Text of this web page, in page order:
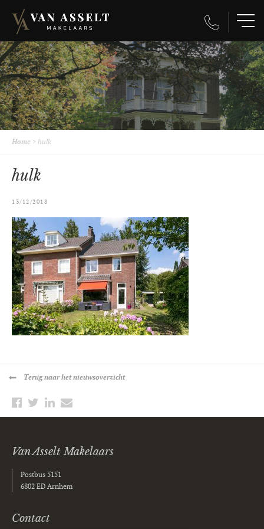
Home > hulk
hulk
13/12/2018
Terugnaar het nieuwsoverzicht
Van Asselt Makelaars
Postbus 5151
6802 ED Arnhem
Contact